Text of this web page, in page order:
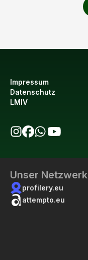
Impressum
Datenschutz
LMIV
Unser Netzwerk
profilery.eu
attempto.eu